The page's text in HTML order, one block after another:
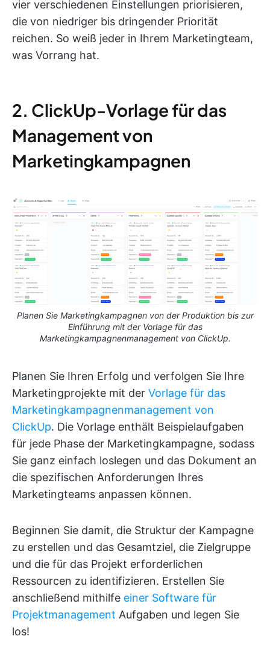
vier verschiedenen Einstellungen priorisieren,
die von niedriger bis dringender Priorität
reichen. So weiß jeder in Ihrem Marketingteam,
was Vorrang hat.
2. ClickUp-Vorlage für das
Management von
Marketingkampagnen
Planen Sie Marketingkampagnen von der Produktion bis zur
Einführung mit der Vorlage für das
Marketingkampagnenmanagement von ClickUp.
Planen Sie Ihren Erfolg und verfolgen Sie Ihre
Marketingprojekte mit der Vorlage für das
Marketingkampagnenmanagement von
ClickUp. Die Vorlage enthält Beispielaufgaben
für jede Phase der Marketingkampagne, sodass
Sie ganz einfach loslegen und das Dokument an
die spezifischen Anforderungen Ihres
Marketingteams anpassen können.
Beginnen Sie damit, die Struktur der Kampagne
zu erstellen und das Gesamtziel, die Zielgruppe
und die für das Projekt erforderlichen
Ressourcen zu identifizieren. Erstellen Sie
anschließend mithilfe einer Software für
Projektmanagement Aufgaben und legen Sie
los!